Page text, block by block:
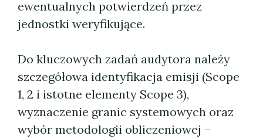
ewentualnych potwierdzeń przez
jednostki weryfikujące.
Do kluczowych zadań audytora należy
szczegółowa identyfikacja emisji (Scope
1, 2 i istotne elementy Scope 3),
wyznaczenie granic systemowych oraz
wybór metodologii obliczeniowej –